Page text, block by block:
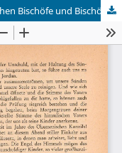
Fastenhirtenbrief 1963 der mitteldeutschen Bischöfe und Bischöflichen Kommissare